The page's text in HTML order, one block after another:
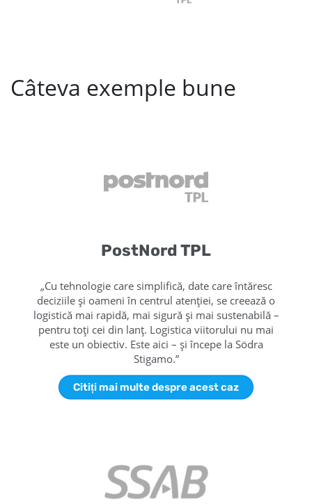
Câteva exemple bune
PostNord TPL
„Cu tehnologie care simplifică, date care întăresc
deciziile și oameni în centrul atenției, se creează o
logistică mai rapidă, mai sigură și mai sustenabilă –
pentru toți cei din lanț. Logistica viitorului nu mai
este un obiectiv. Este aici – și începe la Södra
Stigamo.”
Citiți mai multe despre acest caz